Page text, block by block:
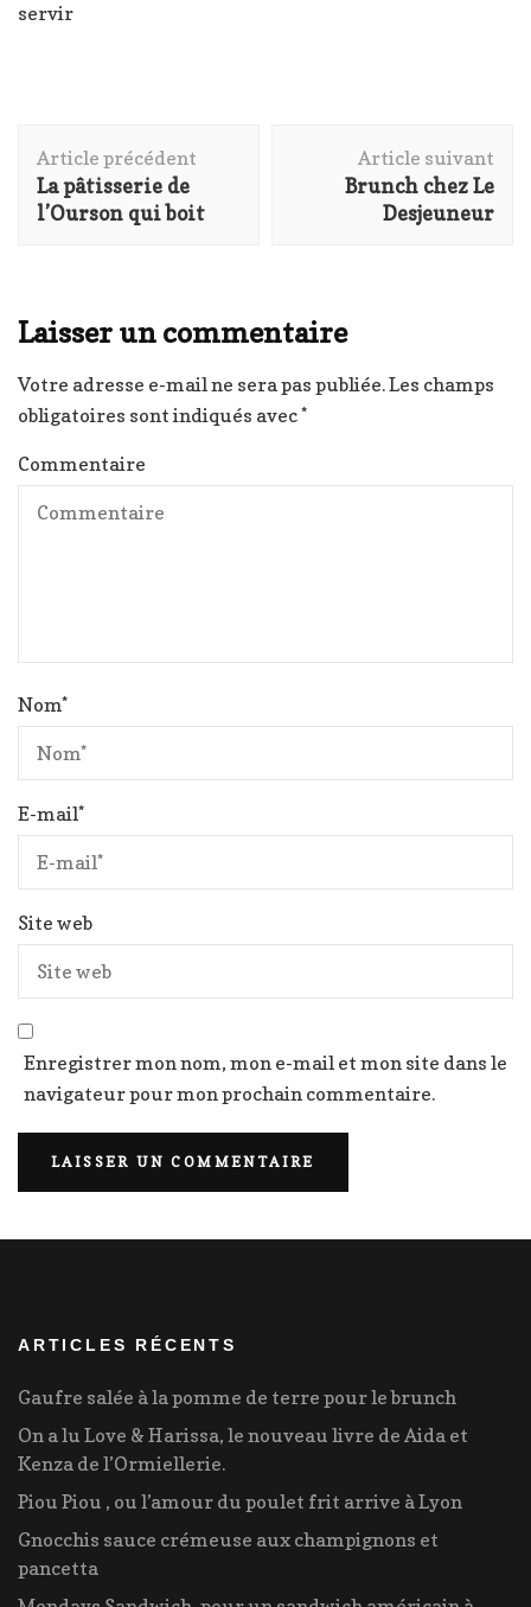
servir
d'article
Article précédent
La pâtisserie de
l’Ourson qui boit
Article suivant
Brunch chez Le
Desjeuneur
Laisser un commentaire
Votre adresse e-mail ne sera pas publiée.Les champs
obligatoires sont indiqués avec*
Commentaire
Nom*
E-mail*
Site web
Enregistrer mon nom, mon e-mail et mon site dans le
navigateur pour mon prochain commentaire.
ARTICLES RÉCENTS
Gaufre salée à la pomme de terre pour le brunch
On a lu Love & Harissa, le nouveau livre de Aida et
Kenza de l’Ormiellerie.
Piou Piou , ou l’amour du poulet frit arrive à Lyon
Gnocchis sauce crémeuse aux champignons et
pancetta